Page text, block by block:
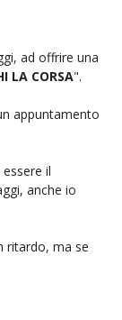
ad offrire una
LA CORSA".
appuntamento
il
anche io
ritardo, ma se